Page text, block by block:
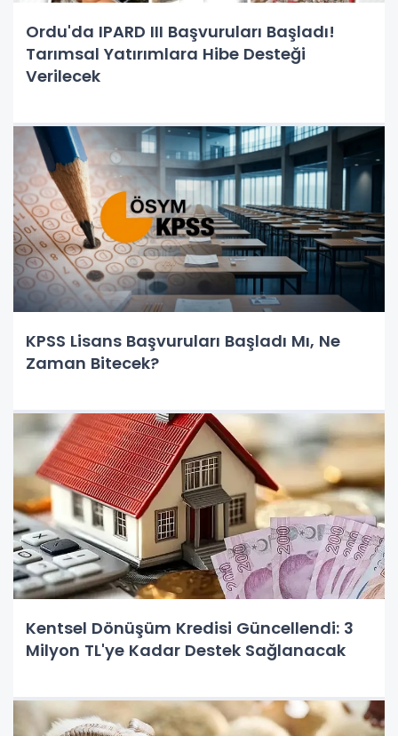
Ordu'da IPARD III Başvuruları Başladı!
Tarımsal Yatırımlara Hibe Desteği
Verilecek
KPSS Lisans Başvuruları Başladı Mı, Ne
Zaman Bitecek?
Kentsel Dönüşüm Kredisi Güncellendi: 3
Milyon TL'ye Kadar Destek Sağlanacak